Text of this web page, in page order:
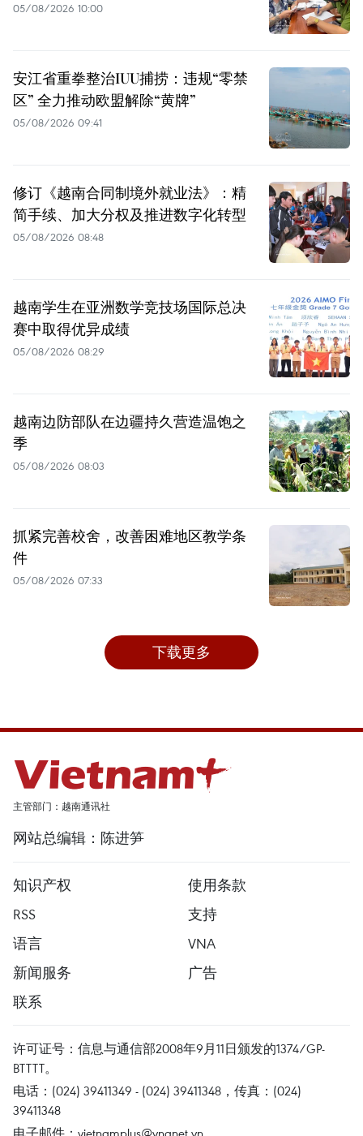
05/08/2026 10:00
安江省重拳整治IUU捕捞：违规“零禁
区” 全力推动欧盟解除“黄牌”
05/08/2026 09:41
修订《越南合同制境外就业法》：精
简手续、加大分权及推进数字化转型
05/08/2026 08:48
越南学生在亚洲数学竞技场国际总决
赛中取得优异成绩
05/08/2026 08:29
越南边防部队在边疆持久营造温饱之
季
05/08/2026 08:03
抓紧完善校舍，改善困难地区教学条
件
05/08/2026 07:33
下载更多
主管部门：越南通讯社
网站总编辑：陈进笋
知识产权
使用条款
RSS
支持
语言
VNA
新闻服务
广告
联系
许可证号：信息与通信部2008年9月11日颁发的1374/GP-
BTTTT。
电话：(024) 39411349 - (024) 39411348，传真：(024)
39411348
电子邮件： vietnamplus@vnanet.vn